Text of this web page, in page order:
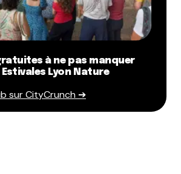
à ne pas manquer
Lyon Nature
sur CityCrunch ➔